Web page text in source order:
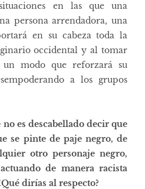
en las que una
persona arrendadora, una
en su cabeza toda la
occidental y al tomar
modo que reforzará su
a los grupos
es descabellado decir que
se pinte de paje negro, de
otro personaje negro,
de manera racista
dirías al respecto?